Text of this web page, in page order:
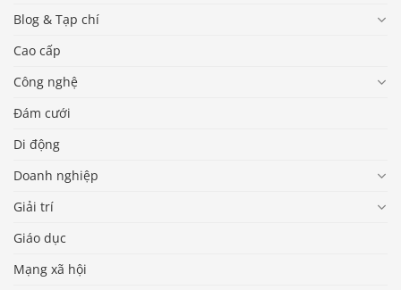
Blog & Tạp chí
Cao cấp
Công nghệ
Đám cưới
Di động
Doanh nghiệp
Giải trí
Giáo dục
Mạng xã hội